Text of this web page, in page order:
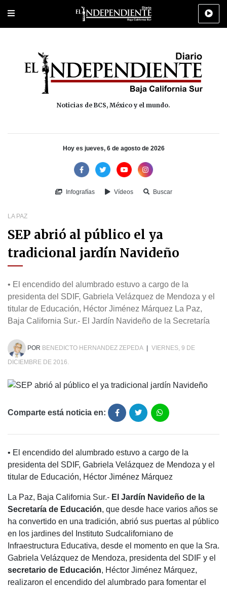
Portada Los Cabos Policiaca Deportes Cultura
Noticias de BCS, México y el mundo.
Hoy es jueves, 6 de agosto de 2026
Infografías Vídeos Buscar
LA PAZ
SEP abrió al público el ya
tradicional jardín Navideño
• El encendido del alumbrado estuvo a cargo de la
presidenta del SDIF, Gabriela Velázquez de Mendoza y el
titular de Educación, Héctor Jiménez Márquez La Paz,
Baja California Sur.- El Jardín Navideño de la Secretaría
POR BENEDICTO HERNANDEZ ZEPEDA
VIERNES, 9 DE
DICIEMBRE DE 2016.
Comparte está noticia en:
• El encendido del alumbrado estuvo a cargo de la
presidenta del SDIF, Gabriela Velázquez de Mendoza y el
titular de Educación, Héctor Jiménez Márquez
La Paz, Baja California Sur.- El Jardín Navideño de la
Secretaría de Educación, que desde hace varios años se
ha convertido en una tradición, abrió sus puertas al público
en los jardines del Instituto Sudcaliforniano de
Infraestructura Educativa, desde el momento en que la Sra.
Gabriela Velázquez de Mendoza, presidenta del SDIF y el
secretario de Educación, Héctor Jiménez Márquez,
realizaron el encendido del alumbrado para fomentar el